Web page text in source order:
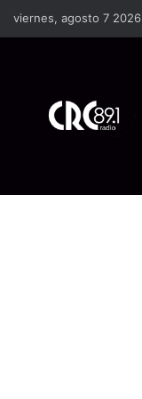
viernes, agosto 7 2026